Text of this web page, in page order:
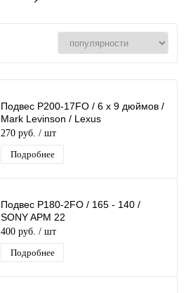
Подвес P200-17FO / 6 х 9 дюймов /
Mark Levinson / Lexus
270 руб. / шт
Подробнее
Подвес Р180-2FO / 165 - 140 /
SONY APM 22
400 руб. / шт
Подробнее